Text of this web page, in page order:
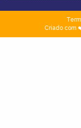
Criado com